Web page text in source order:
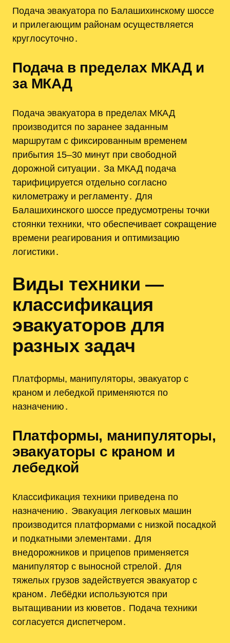
Подача эвакуатора по Балашихинскому шоссе
и прилегающим районам осуществляется
круглосуточно․
Подача в пределах МКАД и
за МКАД
Подача эвакуатора в пределах МКАД
производится по заранее заданным
маршрутам с фиксированным временем
прибытия 15–30 минут при свободной
дорожной ситуации․ За МКАД подача
тарифицируется отдельно согласно
километражу и регламенту․ Для
Балашихинского шоссе предусмотрены точки
стоянки техники, что обеспечивает сокращение
времени реагирования и оптимизацию
логистики․
Виды техники —
классификация
эвакуаторов для
разных задач
Платформы, манипуляторы, эвакуатор с
краном и лебедкой применяются по
назначению․
Платформы, манипуляторы,
эвакуаторы с краном и
лебедкой
Классификация техники приведена по
назначению․ Эвакуация легковых машин
производится платформами с низкой посадкой
и подкатными элементами․ Для
внедорожников и прицепов применяется
манипулятор с выносной стрелой․ Для
тяжелых грузов задействуется эвакуатор с
краном․ Лебёдки используются при
вытащивании из кюветов․ Подача техники
согласуется диспетчером․